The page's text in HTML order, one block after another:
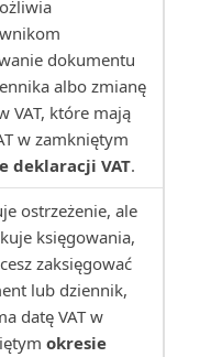
dokumentu
albo zmianę
VAT, które mają
w zamkniętym
deklaracji VAT.
ostrzeżenie, ale
księgowania,
zaksięgować
lub dziennik,
datę VAT w
okresie